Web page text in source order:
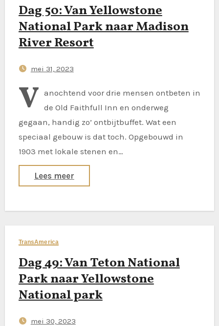
Dag 50: Van Yellowstone
National Park naar Madison
River Resort
mei 31, 2023
V anochtend voor drie mensen ontbeten in
de Old Faithfull Inn en onderweg
gegaan, handig zo’ ontbijtbuffet. Wat een
speciaal gebouw is dat toch. Opgebouwd in
1903 met lokale stenen en…
Lees meer
TransAmerica
Dag 49: Van Teton National
Park naar Yellowstone
National park
mei 30, 2023